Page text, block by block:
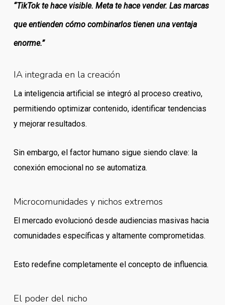
“TikTok te hace visible. Meta te hace vender. Las marcas
que entienden cómo combinarlos tienen una ventaja
enorme.”
IA integrada en la creación
La inteligencia artificial se integró al proceso creativo,
permitiendo optimizar contenido, identificar tendencias
y mejorar resultados.
Sin embargo, el factor humano sigue siendo clave: la
conexión emocional no se automatiza.
Microcomunidades y nichos extremos
El mercado evolucionó desde audiencias masivas hacia
comunidades específicas y altamente comprometidas.
Esto redefine completamente el concepto de influencia.
El poder del nicho